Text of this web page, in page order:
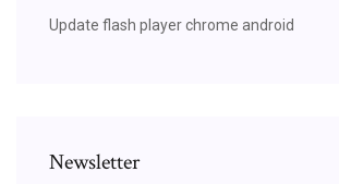
Update flash player chrome android
Newsletter